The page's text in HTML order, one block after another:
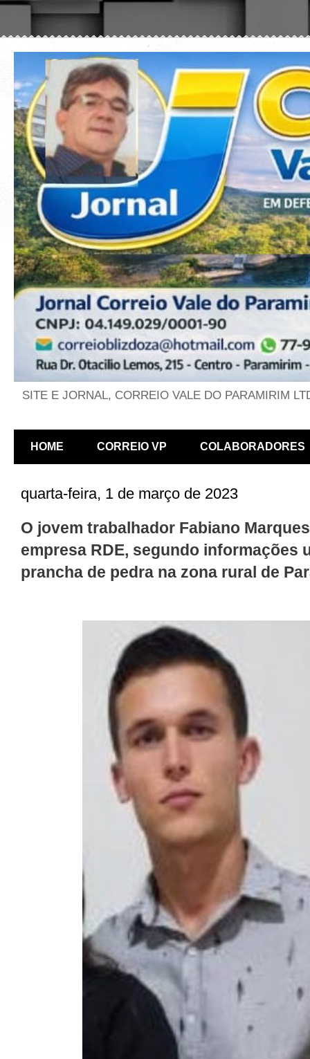
SITE E JORNAL, CORREIO VALE DO PARAMIRIM
HOME CORREIO VP COLABORADORES
quarta-feira, 1 de março de 2023
O jovem trabalhador Fabiano
empresa RDE, segundo informações
prancha de pedra na zona rural de